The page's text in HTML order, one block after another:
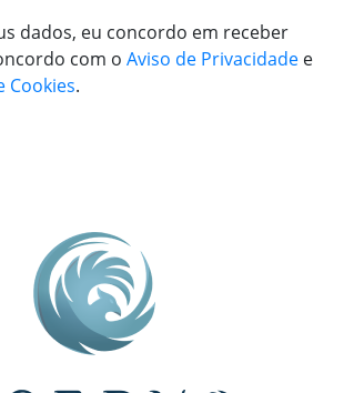
dados, eu concordo em receber
com o Aviso de Privacidade e
Cookies.